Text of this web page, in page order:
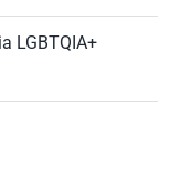
LGBTQIA+